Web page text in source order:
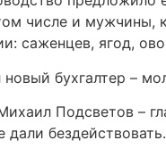
числе и мужчины,
саженцев, ягод,
бухгалтер –
Подсветов –